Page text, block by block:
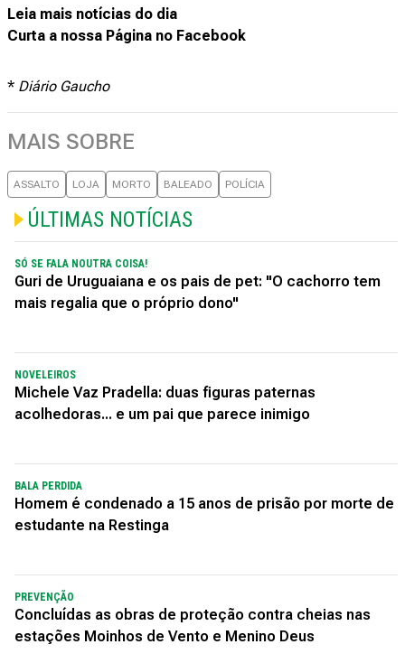
Leia mais notícias do dia
Curta a nossa Página no Facebook
* Diário Gaucho
MAIS SOBRE
ASSALTO LOJA MORTO BALEADO POLÍCIA
ÚLTIMAS NOTÍCIAS
SÓ SE FALA NOUTRA COISA!
Guri de Uruguaiana e os pais de pet: "O cachorro tem
mais regalia que o próprio dono"
NOVELEIROS
Michele Vaz Pradella: duas figuras paternas
acolhedoras... e um pai que parece inimigo
BALA PERDIDA
Homem é condenado a 15 anos de prisão por morte de
estudante na Restinga
PREVENÇÃO
Concluídas as obras de proteção contra cheias nas
estações Moinhos de Vento e Menino Deus